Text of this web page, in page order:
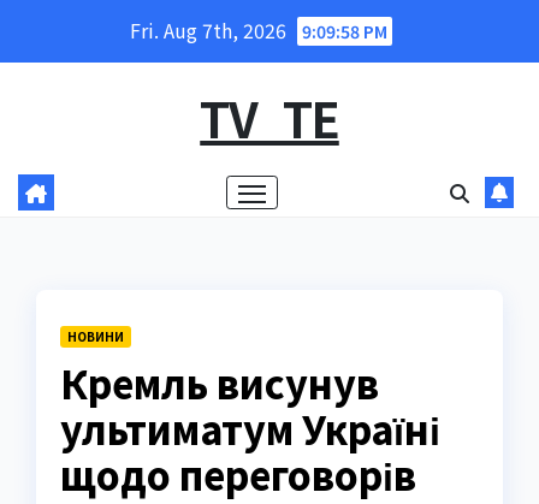
Fri. Aug 7th, 2026 9:09:59 PM
TV_TE
НОВИНИ
Кремль висунув
ультиматум Україні
щодо переговорів